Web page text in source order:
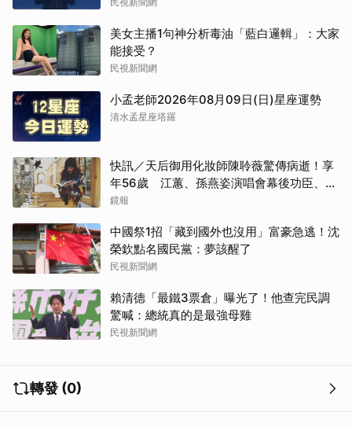
美女主播1句神分析毒油「藍白邏輯」：大家
能接受？
民視新聞網
小孟老師2026年08月09日(日)星座運勢
清水孟星座塔羅
快訊／天后御用化妝師陳聆薇驚傳病逝！享
年56歲 江蕙、孫燕姿演唱會幕後功臣、蔡
健雅崩潰難接受
鏡報
中國祭1招「藏到國外也沒用」富豪急逃！沈
榮欽點名國民黨：夢該醒了
民視新聞網
賴清德「最鐵3票倉」曝光了！他查完民調
驚喊：總統真的是最強母雞
民視新聞網
轉發 (0)